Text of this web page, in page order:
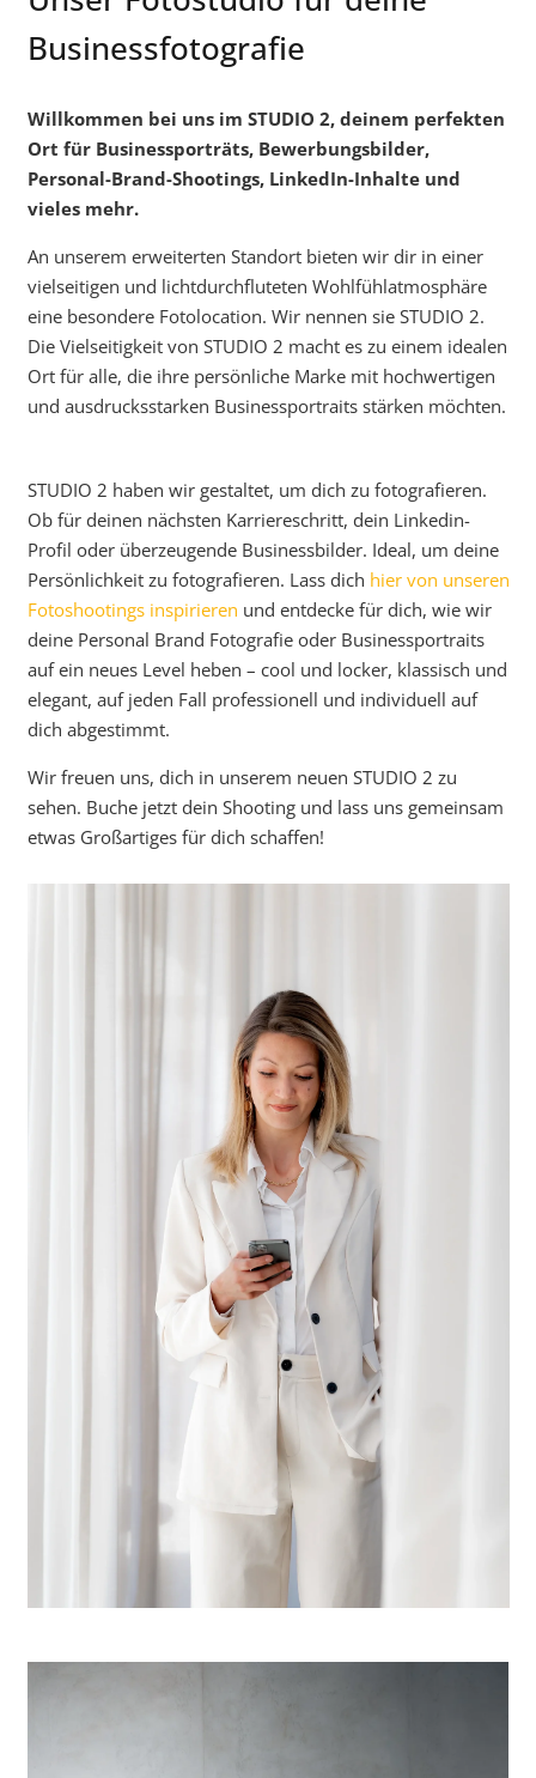
Businessfotografie
Willkommen bei uns im STUDIO 2, deinem perfekten
Ort für Businessporträts, Bewerbungsbilder,
Personal-Brand-Shootings, LinkedIn-Inhalte und
vieles mehr.
An unserem erweiterten Standort bieten wir dir in einer
vielseitigen und lichtdurchfluteten Wohlfühlatmosphäre
eine besondere Fotolocation. Wir nennen sie STUDIO 2.
Die Vielseitigkeit von STUDIO 2 macht es zu einem idealen
Ort für alle, die ihre persönliche Marke mit hochwertigen
und ausdrucksstarken Businessportraits stärken möchten.
STUDIO 2 haben wir gestaltet, um dich zu fotografieren.
Ob für deinen nächsten Karriereschritt, dein Linkedin-
Profil oder überzeugende Businessbilder. Ideal, um deine
Persönlichkeit zu fotografieren. Lass dich hier von unseren
Fotoshootings inspirieren und entdecke für dich, wie wir
deine Personal Brand Fotografie oder Businessportraits
auf ein neues Level heben – cool und locker, klassisch und
elegant, auf jeden Fall professionell und individuell auf
dich abgestimmt.
Wir freuen uns, dich in unserem neuen STUDIO 2 zu
sehen. Buche jetzt dein Shooting und lass uns gemeinsam
etwas Großartiges für dich schaffen!